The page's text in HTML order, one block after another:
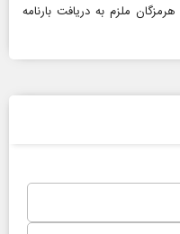
ملزم به دریافت بارنامه